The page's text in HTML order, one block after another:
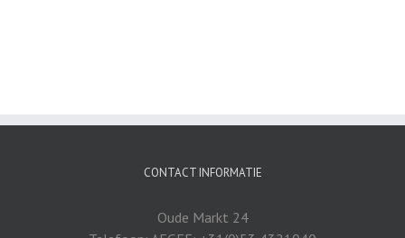
CONTACT INFORMATIE
Oude Markt 24